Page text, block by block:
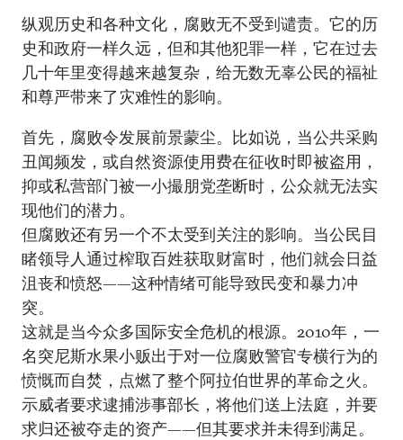
纵观历史和各种文化，腐败无不受到谴责。它的历
史和政府一样久远，但和其他犯罪一样，它在过去
几十年里变得越来越复杂，给无数无辜公民的福祉
和尊严带来了灾难性的影响。
首先，腐败令发展前景蒙尘。比如说，当公共采购
丑闻频发，或自然资源使用费在征收时即被盗用，
抑或私营部门被一小撮朋党垄断时，公众就无法实
现他们的潜力。
但腐败还有另一个不太受到关注的影响。当公民目
睹领导人通过榨取百姓获取财富时，他们就会日益
沮丧和愤怒——这种情绪可能导致民变和暴力冲
突。
这就是当今众多国际安全危机的根源。2010年，一
名突尼斯水果小贩出于对一位腐败警官专横行为的
愤慨而自焚，点燃了整个阿拉伯世界的革命之火。
示威者要求逮捕涉事部长，将他们送上法庭，并要
求归还被夺走的资产——但其要求并未得到满足。